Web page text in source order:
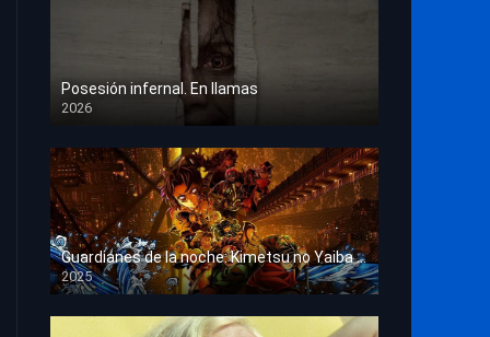
Posesión infernal. En llamas
2026
HD 1080p
Guardianes de la noche: Kimetsu no Yaiba La fortaleza infinita
2025
HD 1080p